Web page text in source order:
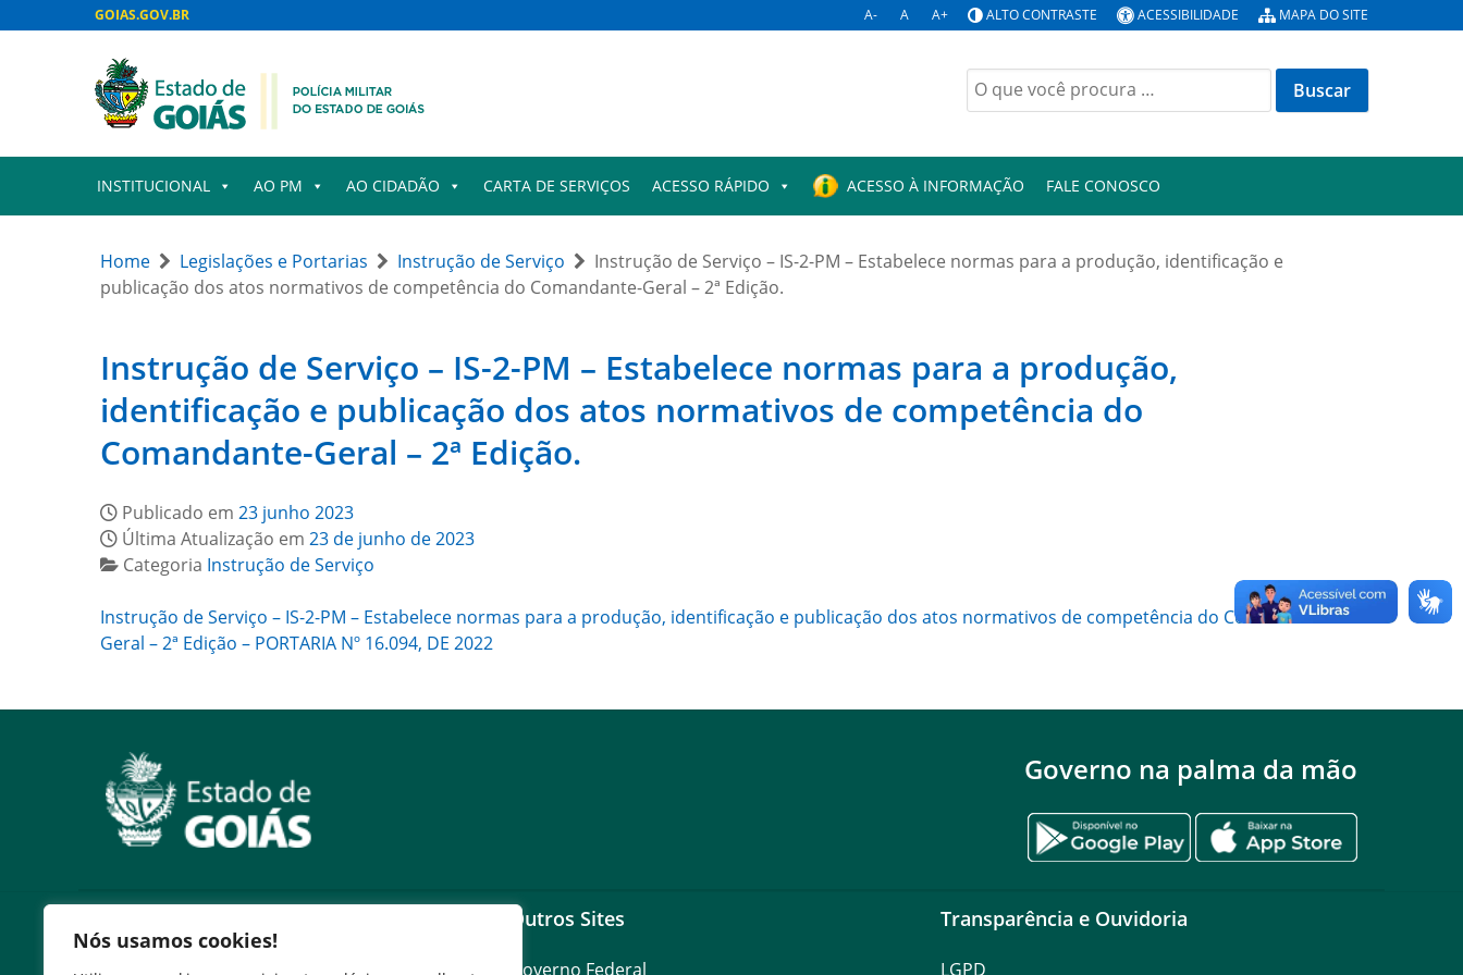
Nós usamos cookies!
GOIAS.GOV.BR A- A A+ ALTO CONTRASTE ACESSIBILIDADE MAPA DO SITE
Buscar
por:
INSTITUCIONAL AO PM AO CIDADÃO CARTA DE SERVIÇOS ACESSO RÁPIDO ACESSO À INFORMAÇÃO FALE CONOSCO
Home Legislações e Portarias Instrução de Serviço
Instrução de Serviço – IS-2-PM – Estabelece normas para a produção, identificação e
publicação dos atos normativos de competência do Comandante-Geral – 2ª Edição.
Instrução de Serviço – IS-2-PM – Estabelece normas para a produção,
identificação e publicação dos atos normativos de competência do
Comandante-Geral – 2ª Edição.
Publicado em 23 junho 2023
Última Atualização em 23 de junho de 2023
Categoria Instrução de Serviço
Instrução de Serviço – IS-2-PM – Estabelece normas para a produção, identificação e publicação dos atos normativos de competência do Comandante
Geral – 2ª Edição – PORTARIA Nº 16.094, DE 2022
Governo na palma da mão
Expresso Goiás
Outros Sites
Governo Federal
Transparência e Ouvidoria
LGPD